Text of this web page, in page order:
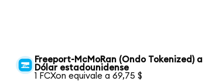
Freeport-McMoRan (Ondo Tokenized) a
Dólar estadounidense
1 FCXon equivale a 69,75 $